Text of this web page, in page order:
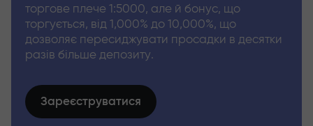
торгове плече 1:5000, але й бонус, що
торгується, від 1,000% до 10,000%, що
дозволяє пересиджувати просадки в десятки
разів більше депозиту.
Зареєструватися